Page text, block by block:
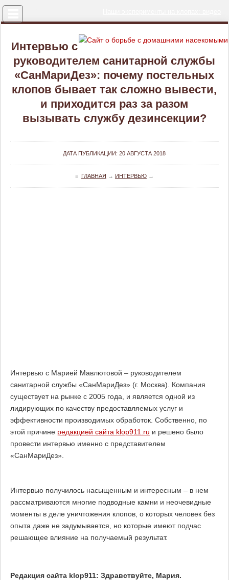
Интервью с
руководителем санитарной службы
«СанМариДез»: почему постельных
клопов бывает так сложно вывести,
и приходится раз за разом
вызывать службу дезинсекции?
ДАТА ПУБЛИКАЦИИ: 20 АВГУСТА 2018
≡ ГЛАВНАЯ → ИНТЕРВЬЮ→
Интервью с Марией Мавлютовой – руководителем
санитарной службы «СанМариДез» (г. Москва). Компания
существует на рынке с 2005 года, и является одной из
лидирующих по качеству предоставляемых услуг и
эффективности производимых обработок. Собственно, по
этой причине редакцией сайта klop911.ru и решено было
провести интервью именно с представителем
«СанМариДез».
Интервью получилось насыщенным и интересным – в нем
рассматриваются многие подводные камни и неочевидные
моменты в деле уничтожения клопов, о которых человек без
опыта даже не задумывается, но которые имеют подчас
решающее влияние на получаемый результат.
Редакция сайта klop911: Здравствуйте, Мария.